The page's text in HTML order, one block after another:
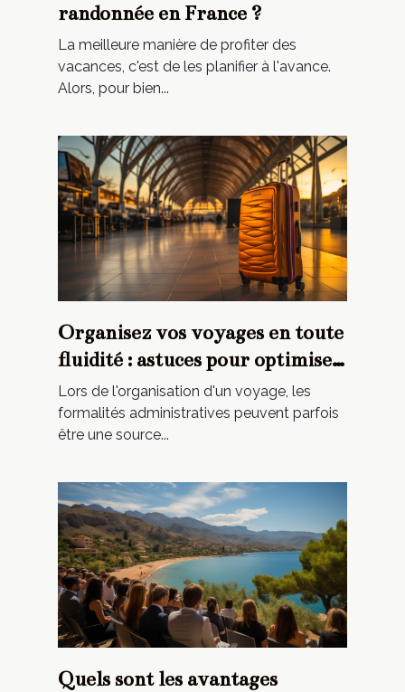
randonnée en France ?
La meilleure manière de profiter des
vacances, c'est de les planifier à l'avance.
Alors, pour bien...
Organisez vos voyages en toute
fluidité : astuces pour optimiser
vos formalités administratives
Lors de l'organisation d'un voyage, les
formalités administratives peuvent parfois
être une source...
Quels sont les avantages